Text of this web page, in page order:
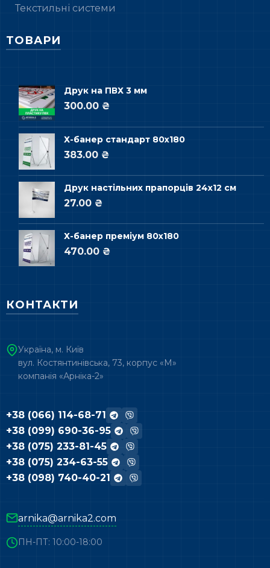
Текстильні системи
ТОВАРИ
Друк на ПВХ 3 мм
300.00 ₴
Х-банер стандарт 80х180
383.00 ₴
Друк настільних прапорців 24х12 см
27.00 ₴
Х-банер преміум 80х180
470.00 ₴
КОНТАКТИ
Україна, м. Київ
вул. Костянтинівська, 73, корпус «М»
компанія «Арніка-2»
+38 (066) 114-68-71
+38 (099) 690-36-95
+38 (075) 233-81-45
+38 (075) 234-63-55
+38 (098) 740-40-21
arnika@arnika2.com
ПН-ПТ: 10:00-18:00